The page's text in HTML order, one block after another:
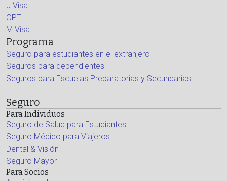
J Visa
OPT
M Visa
Programa
Seguro para estudiantes en el extranjero
Seguros para dependientes
Seguros para Escuelas Preparatorias y Secundarias
Seguro
Para Individuos
Seguro de Salud para Estudiantes
Seguro Médico para Viajeros
Dental & Visión
Seguro Mayor
Para Socios